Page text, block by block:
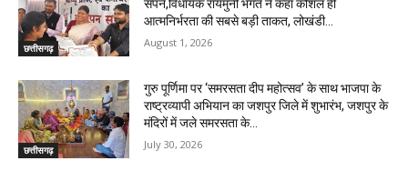
छत्तीसगढ़
सपने,विधायक रायमुनी भगत ने कहा कौशल ही
आत्मनिर्भरता की सबसे बड़ी ताकत, लोखंडी...
August 1, 2026
छत्तीसगढ़
गुरु पूर्णिमा पर ‘समरसता दीप महोत्सव’ के साथ भाजपा के
राष्ट्रव्यापी अभियान का जशपुर जिले में शुभारंभ, जशपुर के
मंदिरों में जले समरसता के...
July 30, 2026